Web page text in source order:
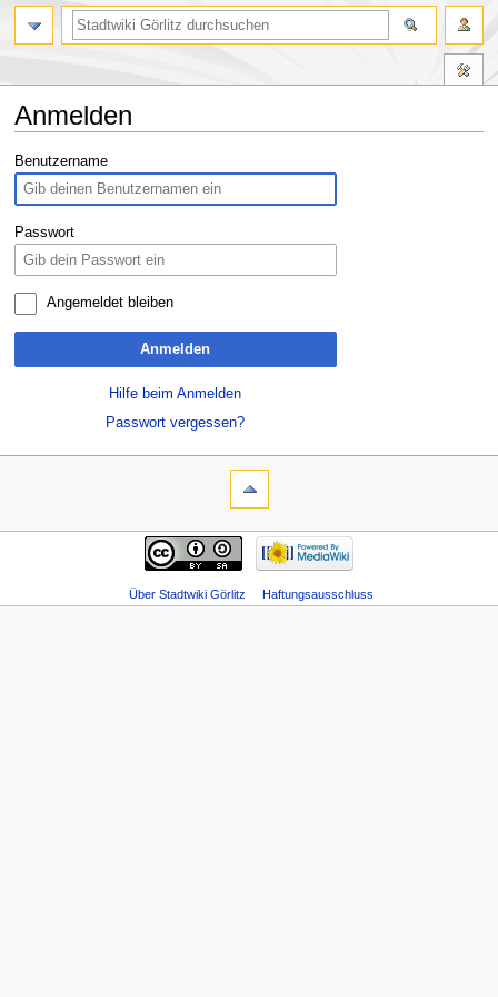
Anmelden
Zur
Navigation
springen
Zur
Suche
springen
Benutzername
Passwort
Angemeldet bleiben
Anmelden
Hilfe beim Anmelden
Passwort vergessen?
Über Stadtwiki Görlitz Haftungsausschluss